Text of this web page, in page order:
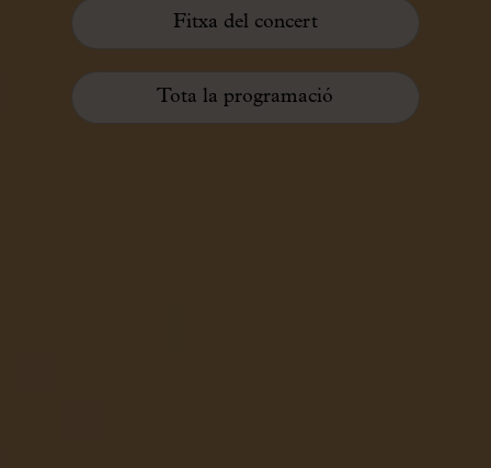
Fitxa del concert
Tota la programació